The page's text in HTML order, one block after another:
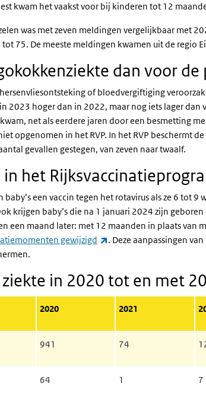
kwam het vaakst voor bij kinderen tot 12
was met zeven meldingen vergelijkbaar met
75. De meeste meldingen kwamen uit de regio
dan voor de
of bloedvergiftiging
2023 hoger dan in 2022, maar nog iets lager dan
net als eerdere jaren door een besmetting
opgenomen in het RVP. In het RVP beschermt
gevallen gestegen, van zeven naar twaalf.
het
een vaccin tegen het rotavirus als ze 6 tot 9
krijgen baby’s die na 1 januari 2024 zijn
een maand later: met 12 maanden in plaats van
gewijzigd (externe link)
. Deze aanpassingen
in 2020 tot en met
2020 2021
941 74
64 1 7